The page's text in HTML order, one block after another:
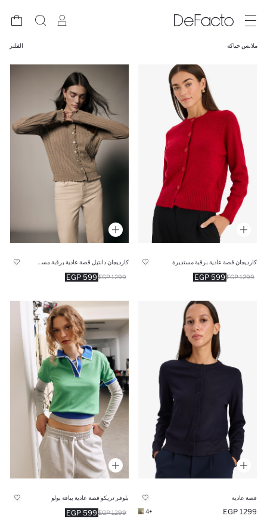
ملابس حياكة الفلتر
كارديجان قصة عادية برقبة مستديرة
599 EGP 1299 EGP
599 EGP 1299 EGP
قصة عادية
1299 EGP
+4
بلوفر تريكو قصة عادية بياقة بولو
599 EGP 1299 EGP